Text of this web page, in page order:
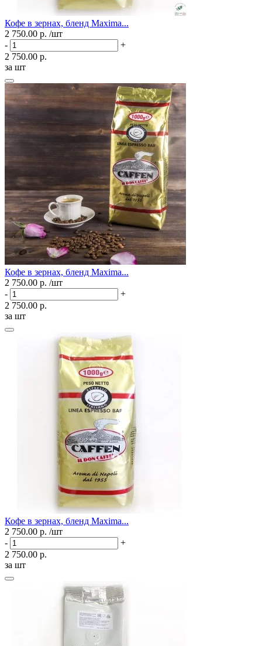
Кофе в зернах, бленд Maxima...
2 750.00 р. /шт
-
+
2 750.00 р.
за шт
Кофе в зернах, бленд Maxima...
2 750.00 р. /шт
-
+
2 750.00 р.
за шт
Кофе в зернах, бленд Maxima...
2 750.00 р. /шт
-
+
2 750.00 р.
за шт